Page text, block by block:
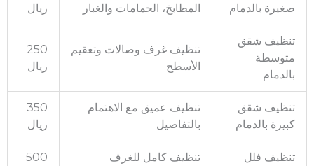
صغيرة بالدمام
المطابخ، الحمامات والغبار
ريال
تنظيف شقق
متوسطة
بالدمام
تنظيف غرف وصالات وتعقيم
الأسطح
250
ريال
تنظيف شقق
كبيرة بالدمام
تنظيف عميق مع الاهتمام
بالتفاصيل
350
ريال
تنظيف فلل
تنظيف كامل للغرف
500